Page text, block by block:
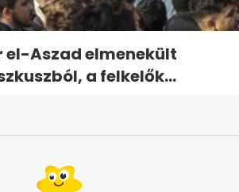
el-Aszad elmenekült
a felkelők...